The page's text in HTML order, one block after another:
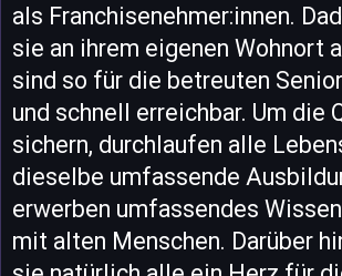
als Franchisenehmer:innen.
sie an ihrem eigenen Wohnort
sind so für die betreuten
und schnell erreichbar. Um die
sichern, durchlaufen alle
dieselbe umfassende
erwerben umfassendes
mit alten Menschen. Darüber